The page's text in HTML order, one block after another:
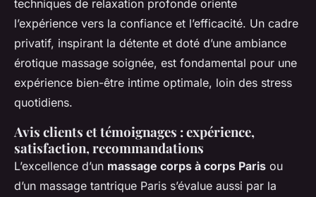
techniques de relaxation profonde oriente
l’expérience vers la confiance et l’efficacité. Un cadre
privatif, inspirant la détente et doté d’une ambiance
érotique massage soignée, est fondamental pour une
expérience bien-être intime optimale, loin des stress
quotidiens.
Avis clients et témoignages : expérience,
satisfaction, recommandations
L’excellence d’un massage corps à corps Paris ou
d’un massage tantrique Paris s’évalue aussi par la